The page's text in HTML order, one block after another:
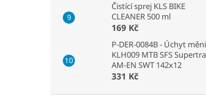
Čistící sprej KLS BIKE
CLEANER 500 ml
169 Kč
P-DER-0084B - Úchyt
KLH009 MTB SFS
AM-EN SWT 142x12
331 Kč